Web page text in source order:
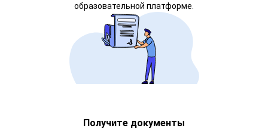
образовательной платформе.
Получите документы